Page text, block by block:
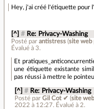
Hey, j'ai créé l'étiquette pour
[^] # Re: Privacy-Washing
Posté parantistress (site web
Évalué à 3.
Et
une étiquette existante
pas réussi à mettre le
[^] # Re: Privacy-Washing
Posté par Gil Cot ✔ (site
2022 à 12:27. Évalué à 2.